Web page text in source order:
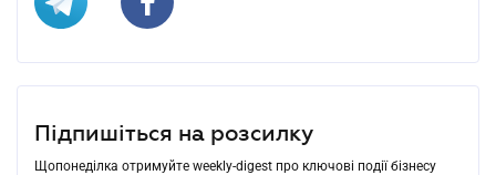
Підпишіться на розсилку
Щопонеділка отримуйте weekly-digest про ключові події бізнесу